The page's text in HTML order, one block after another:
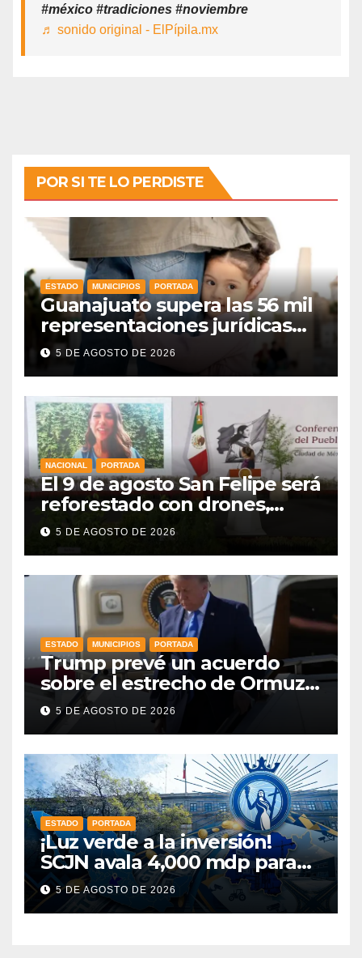
#méxico #tradiciones #noviembre
♬ sonido original - ElPípila.mx
POR SI TE LO PERDISTE
ESTADO MUNICIPIOS PORTADA
Guanajuato supera las 56 mil
representaciones jurídicas
para tutelar los derechos de
la niñez
5 DE AGOSTO DE 2026
NACIONAL PORTADA
El 9 de agosto San Felipe será
reforestado con drones,
como parte de la Jornada
Nacional a la que se suma
5 DE AGOSTO DE 2026
ESTADO MUNICIPIOS PORTADA
Trump prevé un acuerdo
sobre el estrecho de Ormuz
esta misma semana
5 DE AGOSTO DE 2026
ESTADO PORTADA
¡Luz verde a la inversión!
SCJN avala 4,000 mdp para
Guanajuato: ¿en qué se usará
este dinero?
5 DE AGOSTO DE 2026